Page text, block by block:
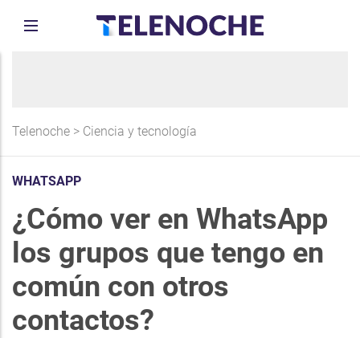
Telenoche > Ciencia y tecnología
WHATSAPP
¿Cómo ver en WhatsApp
los grupos que tengo en
común con otros
contactos?